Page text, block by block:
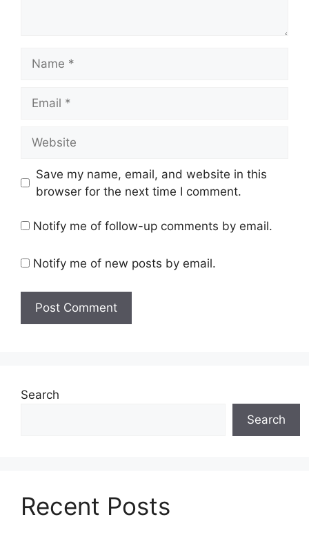
Save my name, email, and website in this
browser for the next time I comment.
Notify me of follow-up comments by email.
Notify me of new posts by email.
Search
Search
Recent Posts